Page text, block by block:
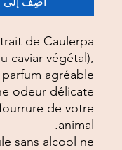
de Caulerpa
caviar végétal),
agréable
odeur délicate
de votre
animal.
sans alcool ne